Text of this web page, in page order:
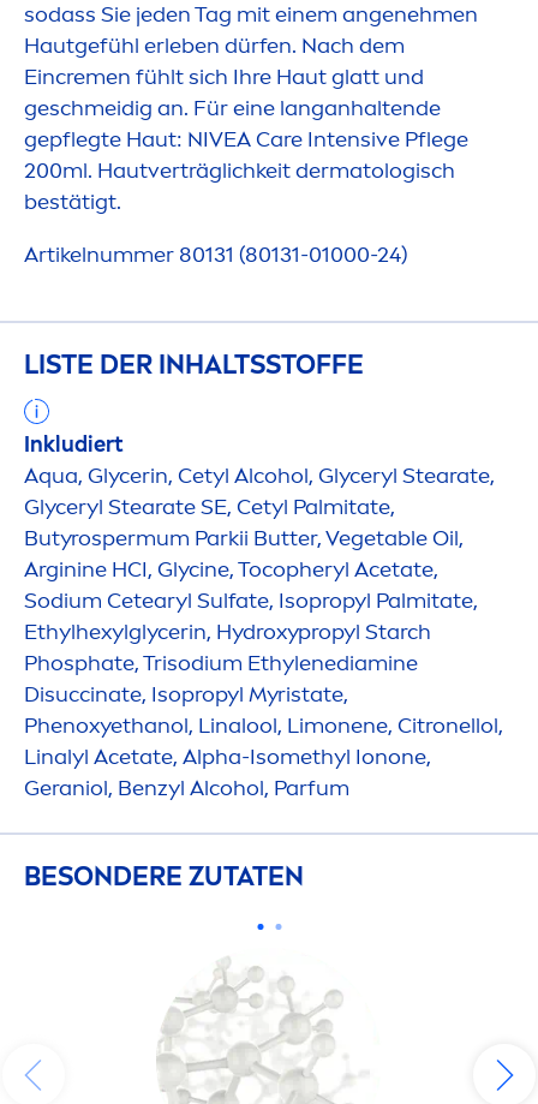
sodass Sie jeden Tag mit einem angenehmen
Hautgefühl erleben dürfen. Nach dem
Eincremen fühlt sich Ihre Haut glatt und
geschmeidig an. Für eine langanhaltende
gepflegte Haut: NIVEA Care Intensive Pflege
200ml. Hautverträglichkeit dermatologisch
bestätigt.
Artikelnummer 80131 (80131-01000-24)
LISTE DER INHALTSSTOFFE
Inkludiert
Aqua, Glycerin, Cetyl Alcohol, Glyceryl Stearate,
Glyceryl Stearate SE, Cetyl Palmitate,
Butyrospermum Parkii Butter, Vegetable Oil,
Arginine HCI, Glycine, Tocopheryl Acetate,
Sodium Cetearyl Sulfate, Isopropyl Palmitate,
Ethylhexylglycerin, Hydroxypropyl Starch
Phosphate, Trisodium Ethylenediamine
Disuccinate, Isopropyl Myristate,
Phenoxyethanol, Linalool, Limonene, Citronellol,
Linalyl Acetate, Alpha-Isomethyl Ionone,
Geraniol, Benzyl Alcohol, Parfum
BESONDERE ZUTATEN